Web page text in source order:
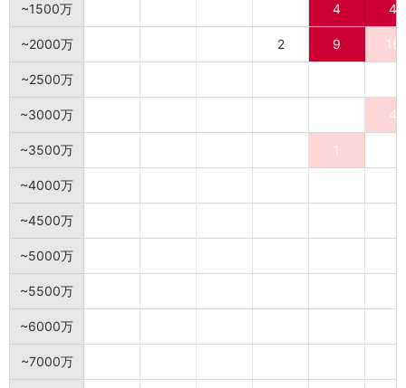
~1500万 4 4
~2000万 2 9 16
~2500万
~3000万 4
~3500万 1
~4000万
~4500万
~5000万
~5500万
~6000万
~7000万